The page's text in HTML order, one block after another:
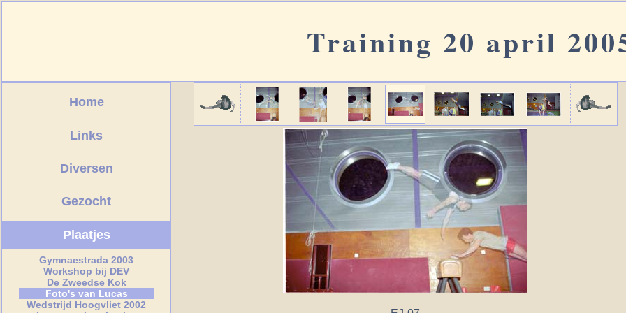
Training 20 april
Home
Links
Diversen
Gezocht
Plaatjes
Gymnaestrada 2003
Workshop bij DEV
De Zweedse Kok
Foto's van Lucas
Wedstrijd Hoogvliet 2002